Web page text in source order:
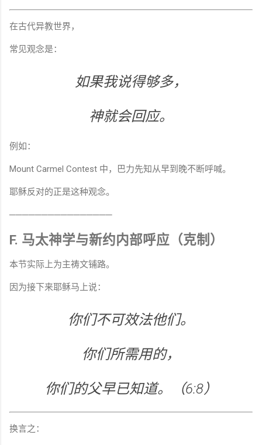
在古代异教世界，
常见观念是：
如果我说得够多，
神就会回应。
例如：
Mount Carmel Contest 中，巴力先知从早到晚不断呼喊。
耶稣反对的正是这种观念。
────────────────
F. 马太神学与新约内部呼应（克制）
本节实际上为主祷文铺路。
因为接下来耶稣马上说：
你们不可效法他们。
你们所需用的，
你们的父早已知道。（6:8）
换言之：